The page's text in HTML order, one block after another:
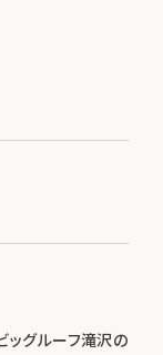
ッグルーフ滝沢の